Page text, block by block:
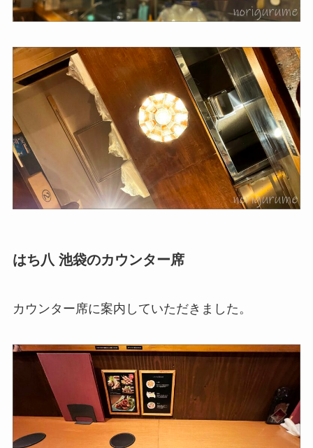
はち八 池袋のカウンター席
カウンター席に案内していただきました。